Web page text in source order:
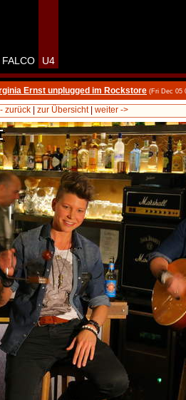
FALCO U4
Ernst unplugged im Rockstore (Fri Dec 05
zurück| zur Übersicht| weiter ->